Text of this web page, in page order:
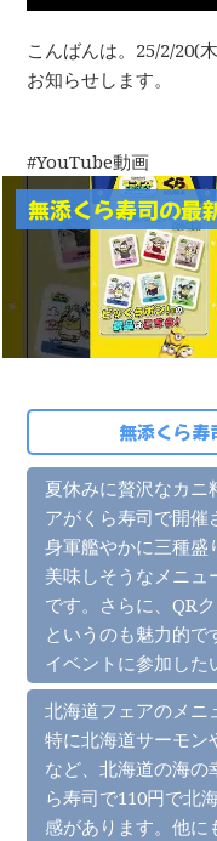
こんばんは。25/2/20(
お知らせします。
YouTube動画
無添くら寿司の最
無添くら
夏休みに贅沢なカニ
アがくら寿司で開催
身軍艦やかに三種盛
美味しそうなメニュ
です。さらに、QR
というのも魅力的で
イベントに参加した
北海道フェアのメニ
特に北海道サーモン
など、北海道の海の
ら寿司で110円で北
感があります。他に